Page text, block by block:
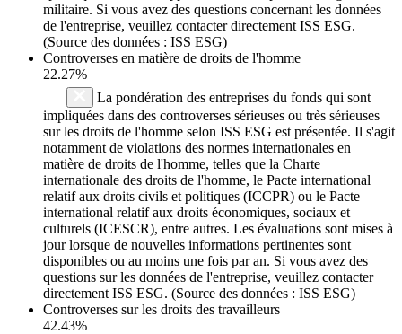
militaire. Si vous avez des questions concernant les données
de l'entreprise, veuillez contacter directement ISS ESG.
(Source des données : ISS ESG)
Controverses en matière de droits de l'homme
22.27%
La pondération des entreprises du fonds qui sont
impliquées dans des controverses sérieuses ou très sérieuses
sur les droits de l'homme selon ISS ESG est présentée. Il s'agit
notamment de violations des normes internationales en
matière de droits de l'homme, telles que la Charte
internationale des droits de l'homme, le Pacte international
relatif aux droits civils et politiques (ICCPR) ou le Pacte
international relatif aux droits économiques, sociaux et
culturels (ICESCR), entre autres. Les évaluations sont mises à
jour lorsque de nouvelles informations pertinentes sont
disponibles ou au moins une fois par an. Si vous avez des
questions sur les données de l'entreprise, veuillez contacter
directement ISS ESG. (Source des données : ISS ESG)
Controverses sur les droits des travailleurs
42.43%